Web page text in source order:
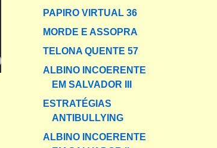
PAPIRO VIRTUAL 36
MORDE E ASSOPRA
TELONA QUENTE 57
ALBINO INCOERENTE
EM SALVADOR III
ESTRATÉGIAS
ANTIBULLYING
ALBINO INCOERENTE